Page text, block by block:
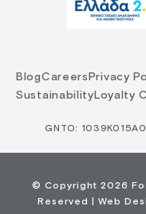
BlogCareers Privacy
Sustainability Loyalty
GNTO:
© Copyright 2026
Reserved | Web